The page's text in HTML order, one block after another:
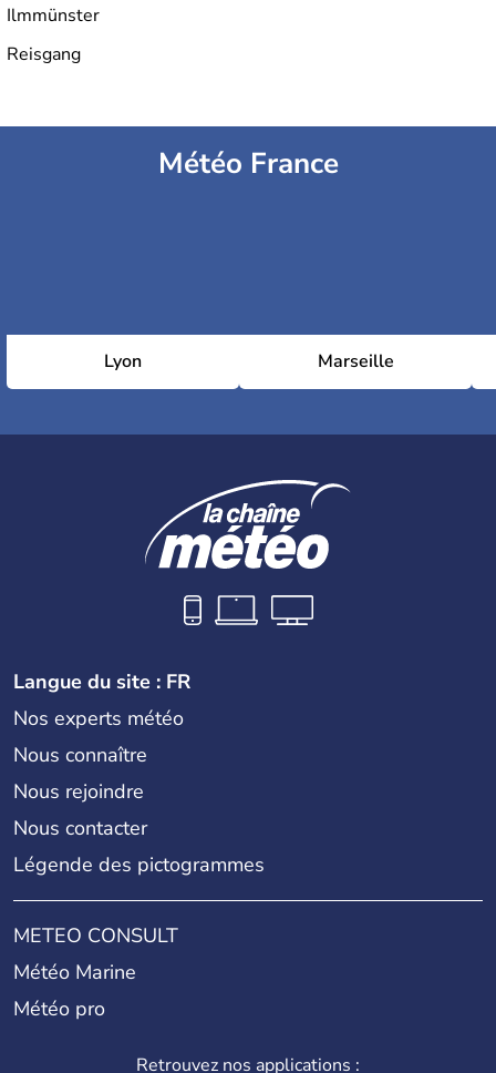
Ilmmünster
Reisgang
Météo France
Lyon Marseille
Langue du site : FR
Nos experts météo
Nous connaître
Nous rejoindre
Nous contacter
Légende des pictogrammes
METEO CONSULT
Météo Marine
Météo pro
Retrouvez nos applications :